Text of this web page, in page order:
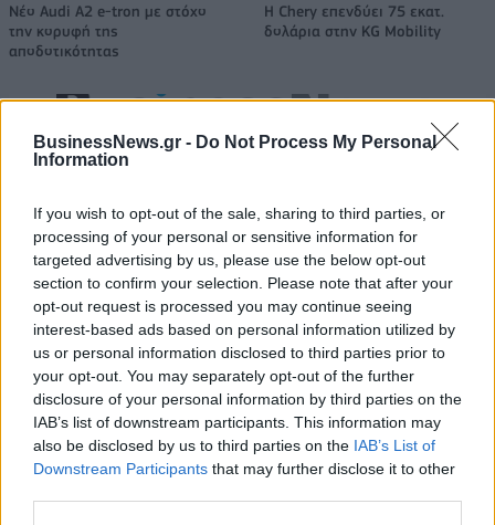
BusinessNews.gr - Do Not Process My Personal
Information
If you wish to opt-out of the sale, sharing to third parties, or
processing of your personal or sensitive information for
targeted advertising by us, please use the below opt-out
section to confirm your selection. Please note that after your
opt-out request is processed you may continue seeing
interest-based ads based on personal information utilized by
us or personal information disclosed to third parties prior to
your opt-out. You may separately opt-out of the further
disclosure of your personal information by third parties on the
IAB’s list of downstream participants. This information may
also be disclosed by us to third parties on the IAB’s List of
Downstream Participants that may further disclose it to other
Νέο Audi A2 e-tron με στόχο
την κορυφή της
αποδοτικότητας
Η Chery επενδύει 75 εκατ.
δολάρια στην KG Mobility
Το FIAT 500 Hybrid τώρα από 18.990 ευρώ
Αλέξης Γιαννούλιας: Υποψήφιος
Δήμαρχος στο Σικάγο ο άλλοτε
παίκτης του Πανιώνιου
Ντουράντ: "Ο Γιάννης θα
μπορούσε να 'ναι ο κορυφαίος
όλων"! (vid)
Είσοδος της γαλλικής Meridiam στην ηλεκτρική διασύνδεση Ελλάδας
Coca-Cola HBC: Άνοδος 11,4%
στα καθαρά κέρδη του α΄
Cenergy Holdings: Άνοδος 45%
στα καθαρά κέρδη του α΄